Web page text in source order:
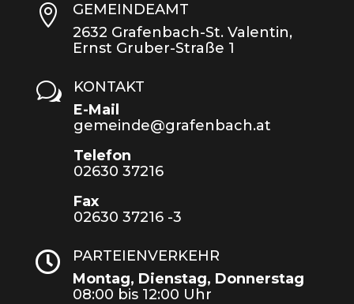

GEMEINDEAMT
2632 Grafenbach-St. Valentin,
Ernst Gruber-Straße 1
w
KONTAKT
E-Mail
gemeinde@grafenbach.at
Telefon
02630 37216
Fax
02630 37216 -3

PARTEIENVERKEHR
Montag, Dienstag, Donnerstag
08:00 bis 12:00 Uhr